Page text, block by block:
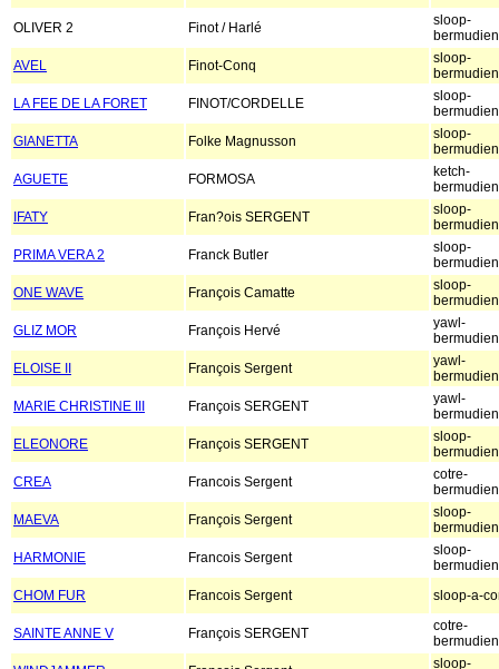
OLIVER 2 Finot / Harlé
sloop-
bermudien
AVEL
Finot-Conq
sloop-
bermudien
LA FEE DE LA FORET
FINOT/CORDELLE
sloop-
bermudien
GIANETTA
Folke Magnusson
sloop-
bermudien
AGUETE
FORMOSA
ketch-
bermudien
IFATY
Fran?ois SERGENT
sloop-
bermudien
PRIMA VERA 2
Franck Butler
sloop-
bermudien
ONE WAVE
François Camatte
sloop-
bermudien
GLIZ MOR
François Hervé
yawl-
bermudien
ELOISE II
François Sergent
yawl-
bermudien
MARIE CHRISTINE III
François SERGENT
yawl-
bermudien
ELEONORE
François SERGENT
sloop-
bermudien
CREA
Francois Sergent
cotre-
bermudien
MAEVA
François Sergent
sloop-
bermudien
HARMONIE
Francois Sergent
sloop-
bermudien
CHOM FUR
Francois Sergent sloop-a-
SAINTE ANNE V François SERGENT
cotre-
bermudien
sloop-